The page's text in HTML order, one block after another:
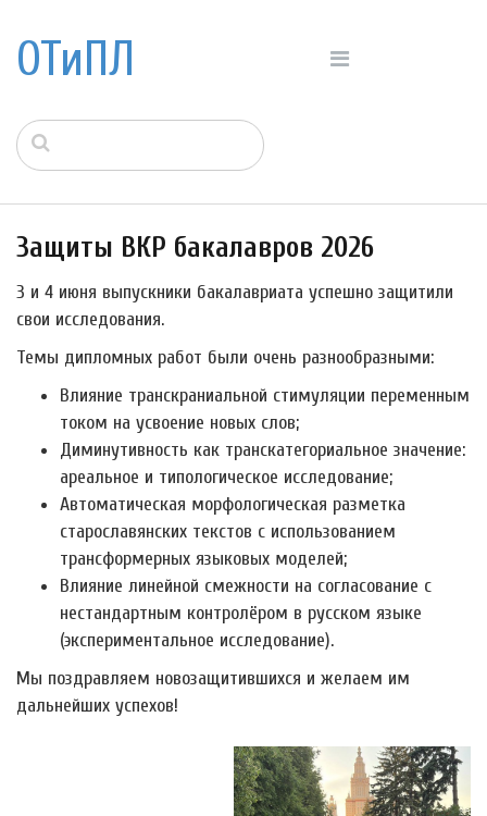
ОТиПЛ
Защиты ВКР бакалавров 2026
3 и 4 июня выпускники бакалавриата успешно защитили
свои исследования.
Темы дипломных работ были очень разнообразными:
Влияние транскраниальной стимуляции переменным
током на усвоение новых слов;
Диминутивность как транскатегориальное значение:
ареальное и типологическое исследование;
Автоматическая морфологическая разметка
старославянских текстов с использованием
трансформерных языковых моделей;
Влияние линейной смежности на согласование с
нестандартным контролёром в русском языке
(экспериментальное исследование).
Мы поздравляем новозащитившихся и желаем им
дальнейших успехов!